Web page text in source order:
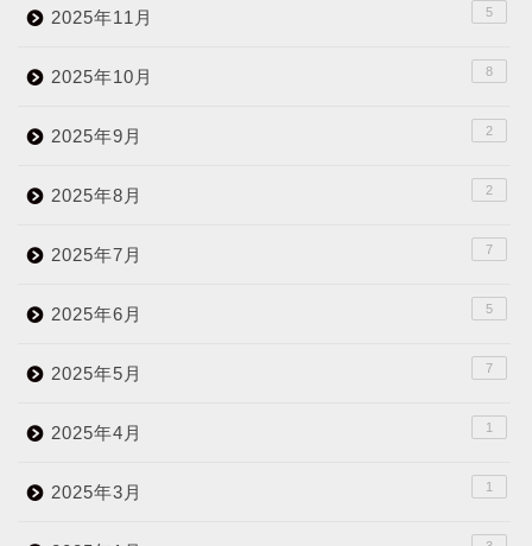
2025年11月 5
2025年10月 8
2025年9月 2
2025年8月 2
2025年7月 7
2025年6月 5
2025年5月 7
2025年4月 1
2025年3月 1